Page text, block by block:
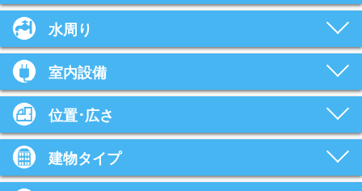
水周り
室内設備
位置･広さ
建物タイプ